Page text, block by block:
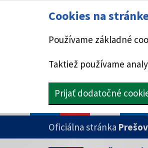
Cookies na
Používame základné
Taktiež používame
Prijať dodatočné
PRESKOČIŤ NA HLAVNÝ OBSAH
Oficiálna stránka